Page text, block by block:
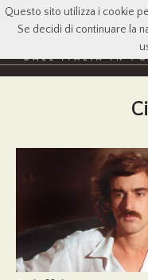
Questo sito utilizza i cookie
Se decidi di continuare la